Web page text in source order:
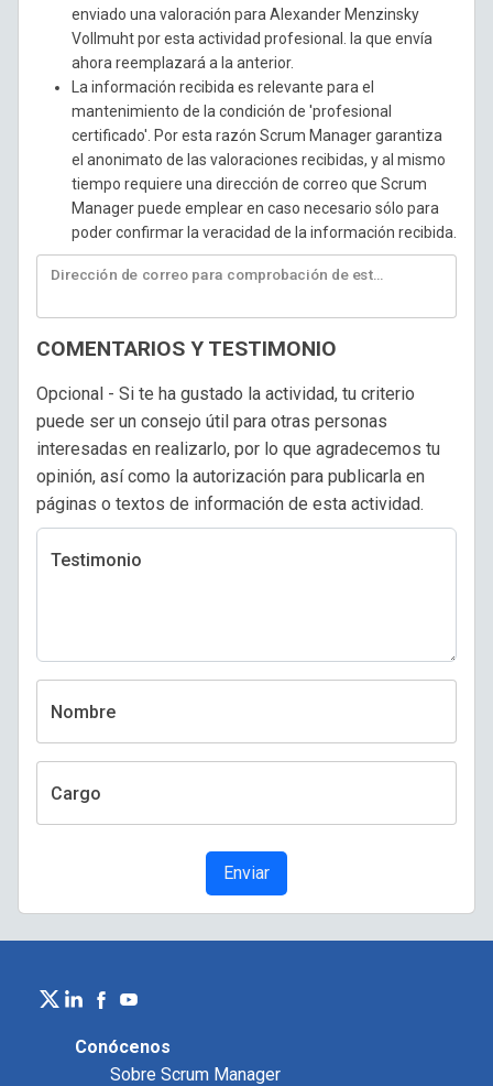
enviado una valoración para Alexander Menzinsky
Vollmuht por esta actividad profesional. la que envía
ahora reemplazará a la anterior.
La información recibida es relevante para el
mantenimiento de la condición de 'profesional
certificado'. Por esta razón Scrum Manager garantiza
el anonimato de las valoraciones recibidas, y al mismo
tiempo requiere una dirección de correo que Scrum
Manager puede emplear en caso necesario sólo para
poder confirmar la veracidad de la información recibida.
COMENTARIOS Y TESTIMONIO
Opcional - Si te ha gustado la actividad, tu criterio
puede ser un consejo útil para otras personas
interesadas en realizarlo, por lo que agradecemos tu
opinión, así como la autorización para publicarla en
páginas o textos de información de esta actividad.
Testimonio
Nombre
Cargo
Enviar
Conócenos
Sobre Scrum Manager